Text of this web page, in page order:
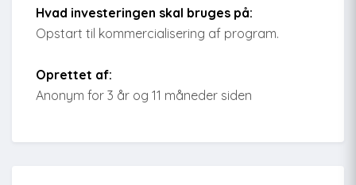
Hvad investeringen skal bruges på:
Opstart til kommercialisering af program.
Oprettet af:
Anonym for 3 år og 11 måneder siden